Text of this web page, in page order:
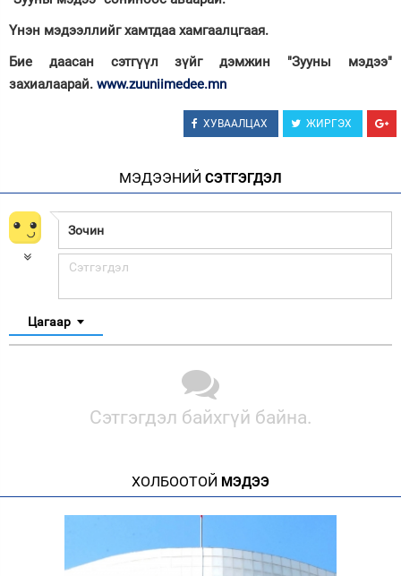
Үнэн мэдээллийг хамтдаа хамгаалцгаая.
Бие даасан сэтгүүл зүйг дэмжин "Зууны мэдээ"
захиалаарай. www.zuuniimedee.mn
ХУВААЛЦАХ ЖИРГЭХ
МЭДЭЭНИЙ СЭТГЭГДЭЛ
Цагаар
Сэтгэгдэл байхгүй байна.
ХОЛБООТОЙ МЭДЭЭ